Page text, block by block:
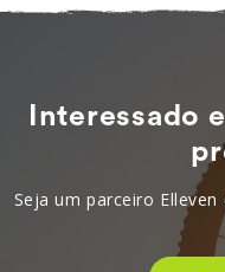
Interessado
Seja um parceiro